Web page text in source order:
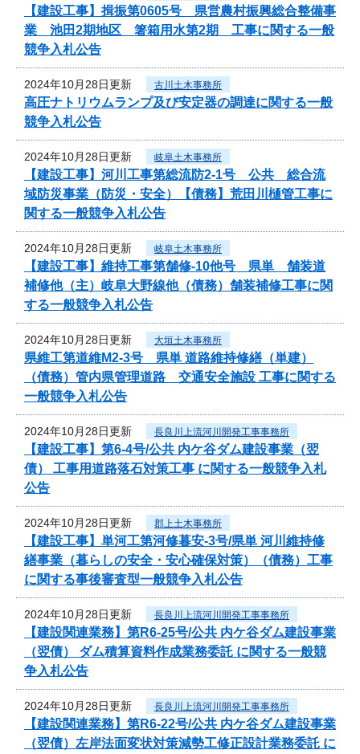
【建設工事】揖振第0605号 県営農村振興総合整備事
業 池田2期地区 箸箱用水第2期 工事に関する一般
競争入札公告
2024年10月28日更新 古川土木事務所
高圧ナトリウムランプ及び安定器の調達に関する一般
競争入札公告
2024年10月28日更新 岐阜土木事務所
【建設工事】河川工事第総流防2-1号 公共 総合流
域防災事業（防災・安全）【債務】荒田川樋管工事に
関する一般競争入札公告
2024年10月28日更新 岐阜土木事務所
【建設工事】維持工事第舗修-10他号 県単 舗装道
補修他（主）岐阜大野線他（債務）舗装補修工事に関
する一般競争入札公告
2024年10月28日更新 大垣土木事務所
県維工第道維M2-3号 県単 道路維持修繕（単建）
（債務）管内県管理道路 交通安全施設 工事に関する
一般競争入札公告
2024年10月28日更新 長良川上流河川開発工事事務所
【建設工事】第6-4号/公共 内ケ谷ダム建設事業（翌
債） 工事用道路落石対策工事 に関する一般競争入札
公告
2024年10月28日更新 郡上土木事務所
【建設工事】単河工第河修暮安-3号/県単 河川維持修
繕事業（暮らしの安全・安心確保対策）（債務）工事
に関する事後審査型一般競争入札公告
2024年10月28日更新 長良川上流河川開発工事事務所
【建設関連業務】第R6-25号/公共 内ケ谷ダム建設事業
（翌債） ダム積算資料作成業務委託 に関する一般競
争入札公告
2024年10月28日更新 長良川上流河川開発工事事務所
【建設関連業務】第R6-22号/公共 内ケ谷ダム建設事業
（翌債）左岸法面変状対策減勢工修正設計業務委託 に